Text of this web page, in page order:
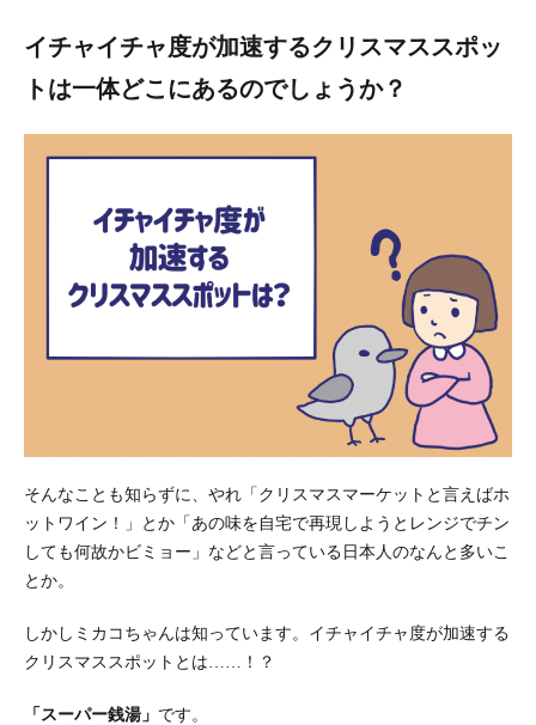
イチャイチャ度が加速するクリスマススポッ
トは一体どこにあるのでしょうか？
そんなことも知らずに、やれ「クリスマスマーケットと言えばホ
ットワイン！」とか「あの味を自宅で再現しようとレンジでチン
しても何故かビミョー」などと言っている日本人のなんと多いこ
とか。
しかしミカコちゃんは知っています。イチャイチャ度が加速する
クリスマススポットとは……！？
「スーパー銭湯」 です。